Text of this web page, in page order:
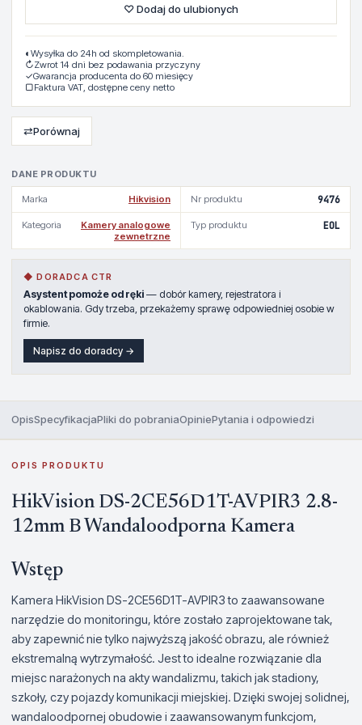
DANE PRODUKTU
Marka Hikvision Nr produktu 9476
Kategoria
Kamery analogowe
zewnetrzne
Typ produktu EOL
◆ DORADCA CTR
Asystent pomoże od ręki — dobór kamery, rejestratora i
okablowania. Gdy trzeba, przekażemy sprawę odpowiedniej osobie w
firmie.
Napisz do doradcy →
♡ Dodaj do ulubionych
◐ Wysyłka do 24h od skompletowania.
↻Zwrot 14 dni bez podawania przyczyny
✓Gwarancja producenta do 60 miesięcy
▢Faktura VAT, dostępne ceny netto
⇄Porównaj
OpisSpecyfikacjaPliki do pobraniaOpiniePytania i odpowiedzi
OPIS PRODUKTU
HikVision DS-2CE56D1T-AVPIR3 2.8-
12mm B Wandaloodporna Kamera
Wstęp
Kamera HikVision DS-2CE56D1T-AVPIR3 to zaawansowane
narzędzie do monitoringu, które zostało zaprojektowane tak,
aby zapewnić nie tylko najwyższą jakość obrazu, ale również
ekstremalną wytrzymałość. Jest to idealne rozwiązanie dla
miejsc narażonych na akty wandalizmu, takich jak stadiony,
szkoły, czy pojazdy komunikacji miejskiej. Dzięki swojej solidnej,
wandaloodpornej obudowie i zaawansowanym funkcjom,